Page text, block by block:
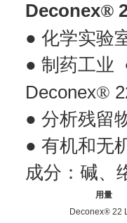
Deconex®
● 化学实验
● 制药工业
Deconex®
● 分析残留
● 有机和无
成分： 碱、
用量
Deconex® 22